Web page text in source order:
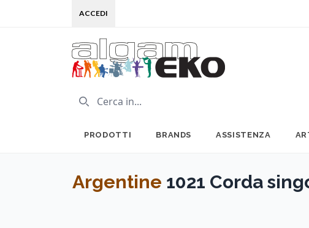
ACCEDI
PRODOTTI BRANDS ASSISTENZA
Argentine 1021 Corda